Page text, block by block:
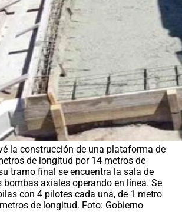
la construcción de una plataforma de
de longitud por 14 metros de
tramo final se encuentra la sala de
axiales operando en línea. Se
con 4 pilotes cada una, de 1 metro
de longitud. Foto: Gobierno